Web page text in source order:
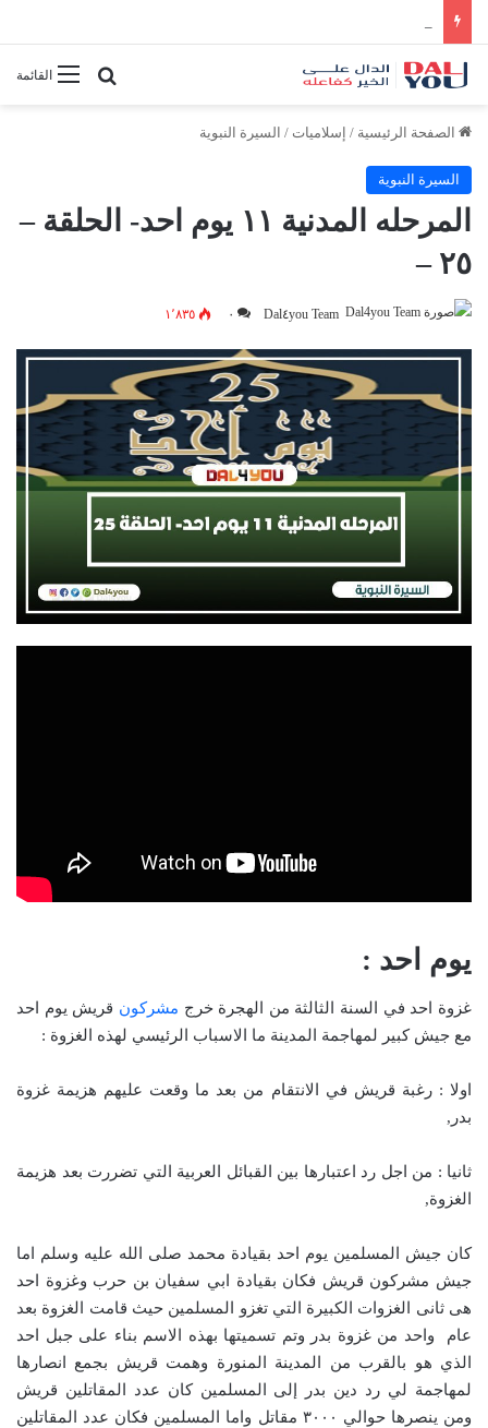
القائمةبحث عن
الصفحة الرئيسية / إسلاميات / السيرة النبوية
السيرة النبوية
المرحله المدنية ١١ يوم احد- الحلقة –
٢٥ –
Dal٤you Team ٠ ١٬٨٣٥
يوم احد :
غزوة احد في السنة الثالثة من الهجرة خرج مشركون قريش يوم احد
مع جيش كبير لمهاجمة المدينة ما الاسباب الرئيسي لهذه الغزوة :
اولا : رغبة قريش في الانتقام من بعد ما وقعت عليهم هزيمة غزوة
بدر,
ثانيا : من اجل رد اعتبارها بين القبائل العربية التي تضررت بعد هزيمة
الغزوة,
كان جيش المسلمين يوم احد بقيادة محمد صلى الله عليه وسلم اما
جيش مشركون قريش فكان بقيادة ابي سفيان بن حرب وغزوة احد
هى ثانى الغزوات الكبيرة التي تغزو المسلمين حيث قامت الغزوة بعد
عام واحد من غزوة بدر وتم تسميتها بهذه الاسم بناء على جبل احد
الذي هو بالقرب من المدينة المنورة وهمت قريش بجمع انصارها
لمهاجمة لي رد دين بدر إلى المسلمين كان عدد المقاتلين قريش
ومن ينصرها حوالي ٣٠٠٠ مقاتل واما المسلمين فكان عدد المقاتلين